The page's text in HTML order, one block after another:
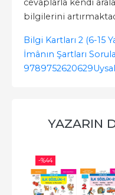
cevaplarla kendi
bilgilerini
Bilgi Kartları 2 (6-15
İmânın Şartları
9789752620629
YAZARIN
-%44